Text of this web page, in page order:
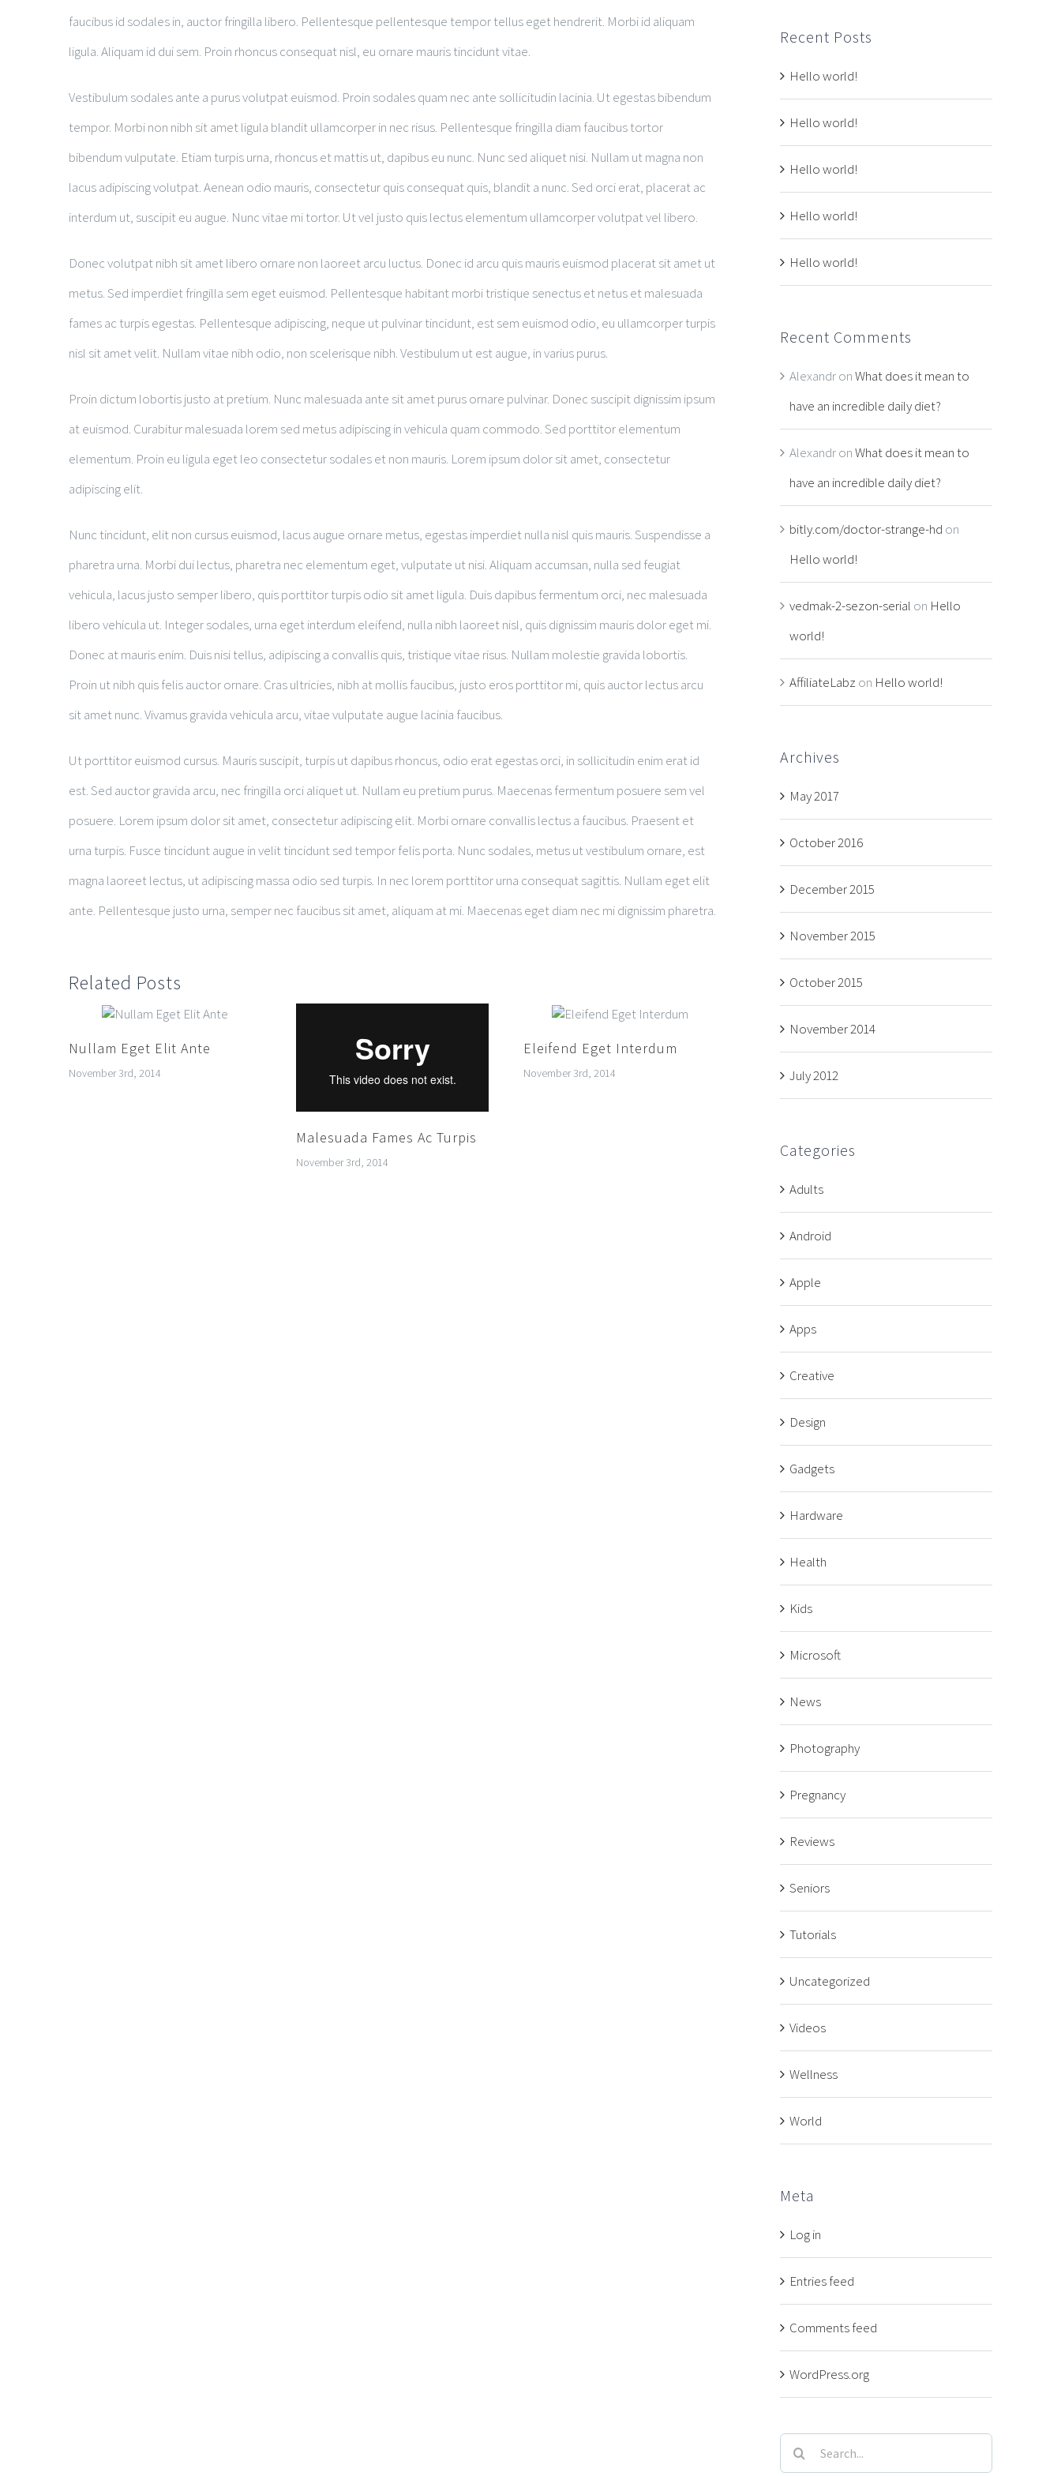
faucibus id sodales in, auctor fringilla libero. Pellentesque pellentesque tempor tellus eget hendrerit. Morbi id aliquam
ligula. Aliquam id dui sem. Proin rhoncus consequat nisl, eu ornare mauris tincidunt vitae.
Vestibulum sodales ante a purus volutpat euismod. Proin sodales quam nec ante sollicitudin lacinia. Ut egestas bibendum
tempor. Morbi non nibh sit amet ligula blandit ullamcorper in nec risus. Pellentesque fringilla diam faucibus tortor
bibendum vulputate. Etiam turpis urna, rhoncus et mattis ut, dapibus eu nunc. Nunc sed aliquet nisi. Nullam ut magna non
lacus adipiscing volutpat. Aenean odio mauris, consectetur quis consequat quis, blandit a nunc. Sed orci erat, placerat ac
interdum ut, suscipit eu augue. Nunc vitae mi tortor. Ut vel justo quis lectus elementum ullamcorper volutpat vel libero.
Donec volutpat nibh sit amet libero ornare non laoreet arcu luctus. Donec id arcu quis mauris euismod placerat sit amet ut
metus. Sed imperdiet fringilla sem eget euismod. Pellentesque habitant morbi tristique senectus et netus et malesuada
fames ac turpis egestas. Pellentesque adipiscing, neque ut pulvinar tincidunt, est sem euismod odio, eu ullamcorper turpis
nisl sit amet velit. Nullam vitae nibh odio, non scelerisque nibh. Vestibulum ut est augue, in varius purus.
Proin dictum lobortis justo at pretium. Nunc malesuada ante sit amet purus ornare pulvinar. Donec suscipit dignissim ipsum
at euismod. Curabitur malesuada lorem sed metus adipiscing in vehicula quam commodo. Sed porttitor elementum
elementum. Proin eu ligula eget leo consectetur sodales et non mauris. Lorem ipsum dolor sit amet, consectetur
adipiscing elit.
Nunc tincidunt, elit non cursus euismod, lacus augue ornare metus, egestas imperdiet nulla nisl quis mauris. Suspendisse a
pharetra urna. Morbi dui lectus, pharetra nec elementum eget, vulputate ut nisi. Aliquam accumsan, nulla sed feugiat
vehicula, lacus justo semper libero, quis porttitor turpis odio sit amet ligula. Duis dapibus fermentum orci, nec malesuada
libero vehicula ut. Integer sodales, urna eget interdum eleifend, nulla nibh laoreet nisl, quis dignissim mauris dolor eget mi.
Donec at mauris enim. Duis nisi tellus, adipiscing a convallis quis, tristique vitae risus. Nullam molestie gravida lobortis.
Proin ut nibh quis felis auctor ornare. Cras ultricies, nibh at mollis faucibus, justo eros porttitor mi, quis auctor lectus arcu
sit amet nunc. Vivamus gravida vehicula arcu, vitae vulputate augue lacinia faucibus.
Ut porttitor euismod cursus. Mauris suscipit, turpis ut dapibus rhoncus, odio erat egestas orci, in sollicitudin enim erat id
est. Sed auctor gravida arcu, nec fringilla orci aliquet ut. Nullam eu pretium purus. Maecenas fermentum posuere sem vel
posuere. Lorem ipsum dolor sit amet, consectetur adipiscing elit. Morbi ornare convallis lectus a faucibus. Praesent et
urna turpis. Fusce tincidunt augue in velit tincidunt sed tempor felis porta. Nunc sodales, metus ut vestibulum ornare, est
magna laoreet lectus, ut adipiscing massa odio sed turpis. In nec lorem porttitor urna consequat sagittis. Nullam eget elit
ante. Pellentesque justo urna, semper nec faucibus sit amet, aliquam at mi. Maecenas eget diam nec mi dignissim pharetra.
Related Posts
Nullam Eget Elit Ante
November 3rd, 2014
Malesuada Fames Ac Turpis
November 3rd, 2014
Eleifend Eget Interdum
November 3rd, 2014
Recent Posts
Hello world!
Hello world!
Hello world!
Hello world!
Hello world!
Recent Comments
AlexandronWhat does it mean to
have an incredible daily diet?
AlexandronWhat does it mean to
have an incredible daily diet?
bitly.com/doctor-strange-hd on
Hello world!
vedmak-2-sezon-serial on Hello
world!
AffiliateLabzon Hello world!
Archives
May 2017
October 2016
December 2015
November 2015
October 2015
November 2014
July 2012
Categories
Adults
Android
Apple
Apps
Creative
Design
Gadgets
Hardware
Health
Kids
Microsoft
News
Photography
Pregnancy
Reviews
Seniors
Tutorials
Uncategorized
Videos
Wellness
World
Meta
Log in
Entries feed
Comments feed
WordPress.org
Search